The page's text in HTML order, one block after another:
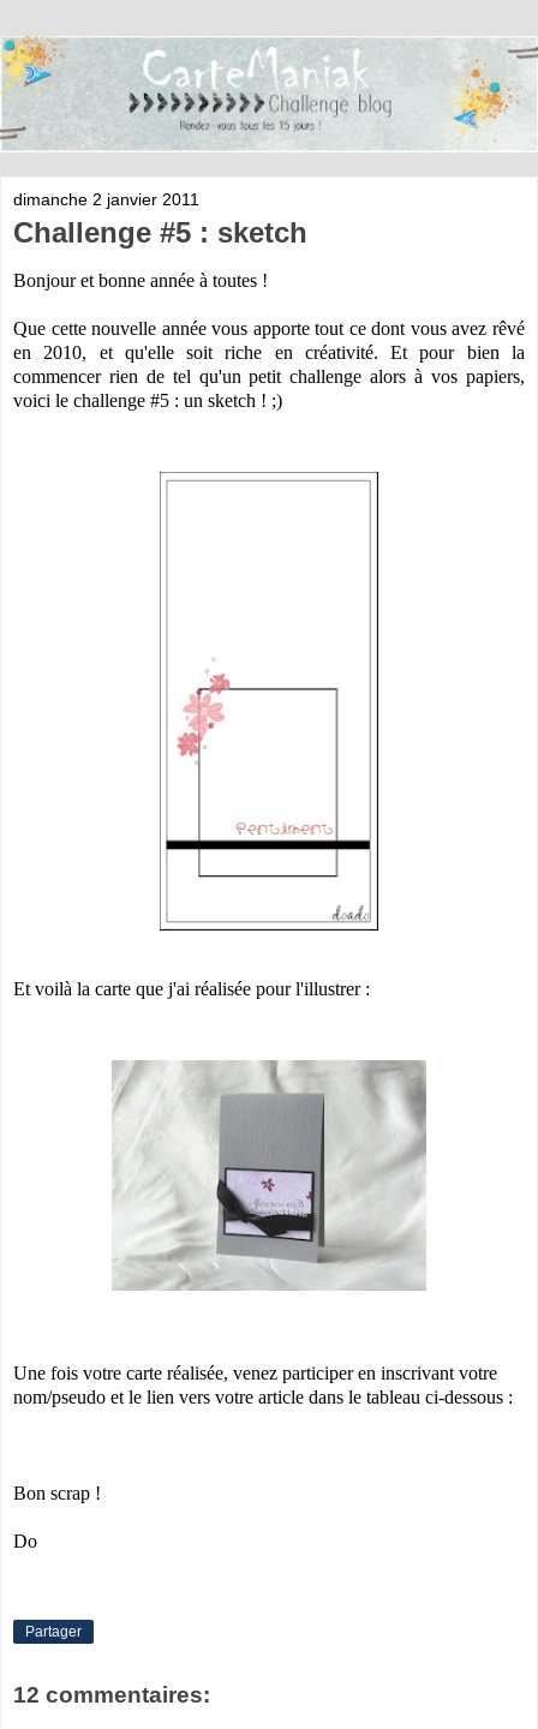
dimanche 2 janvier 2011
Challenge #5 : sketch
Bonjour et bonne année à toutes !
Que cette nouvelle année vous apporte tout ce dont vous avez rêvé
en 2010, et qu'elle soit riche en créativité. Et pour bien la
commencer rien de tel qu'un petit challenge alors à vos papiers,
voici le challenge #5 : un sketch ! ;)
Et voilà la carte que j'ai réalisée pour l'illustrer :
Une fois votre carte réalisée, venez participer en inscrivant votre
nom/pseudo et le lien vers votre article dans le tableau ci-dessous :
Bon scrap !
Do
Partager
12 commentaires: